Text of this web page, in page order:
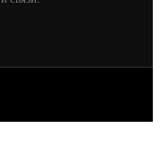
D130Ч